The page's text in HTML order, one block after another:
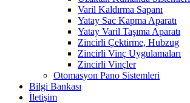
Varil Kaldırma Sapanı
Yatay Sac Kapma Aparatı
Yatay Varil Taşıma Aparatı
Zincirli Çektirme, Hubzug
Zincirli Vinç Uygulamaları
Zincirli Vinçler
Otomasyon Pano Sistemleri
Bilgi Bankası
İletişim